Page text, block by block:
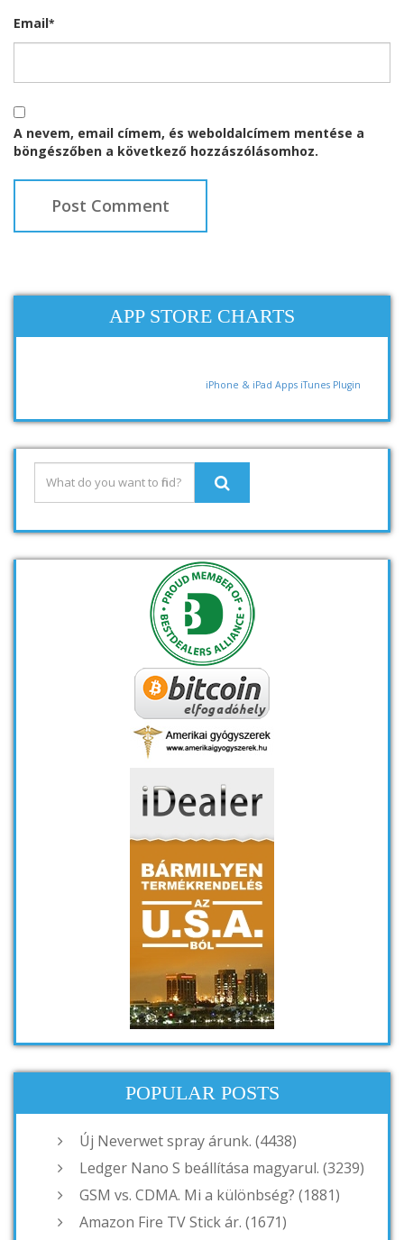
Email*
A nevem, email címem, és weboldalcímem mentése a
böngészőben a következő hozzászólásomhoz.
APP STORE CHARTS
iPhone & iPad Apps iTunes Plugin
POPULAR POSTS
Új Neverwet spray árunk. (4438)
Ledger Nano S beállítása magyarul. (3239)
GSM vs. CDMA. Mi a különbség? (1881)
Amazon Fire TV Stick ár. (1671)